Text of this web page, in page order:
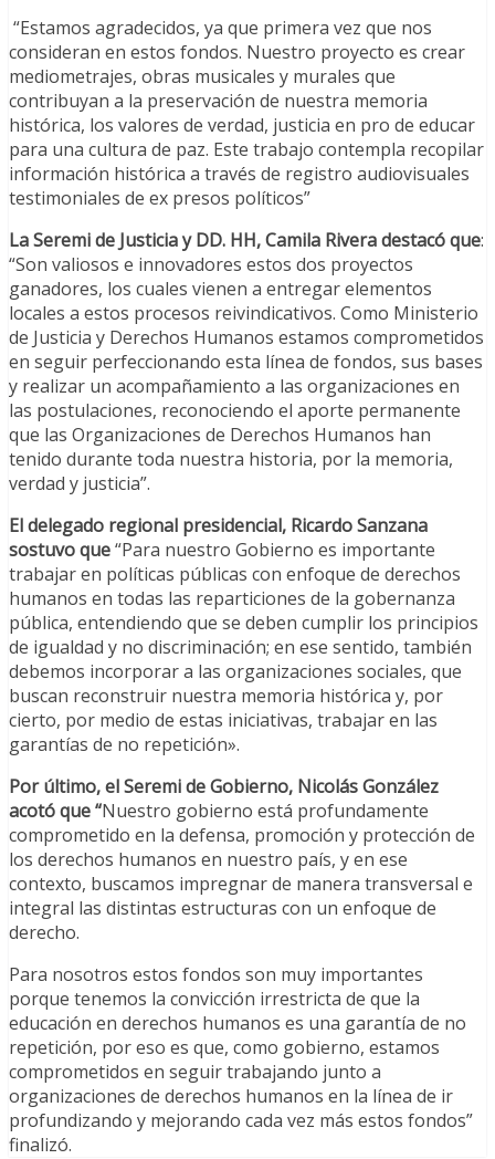
“Estamos agradecidos, ya que primera vez que nos
consideran en estos fondos. Nuestro proyecto es crear
mediometrajes, obras musicales y murales que
contribuyan a la preservación de nuestra memoria
histórica, los valores de verdad, justicia en pro de educar
para una cultura de paz. Este trabajo contempla recopilar
información histórica a través de registro audiovisuales
testimoniales de ex presos políticos”
La Seremi de Justicia y DD. HH, Camila Rivera destacó que:
“Son valiosos e innovadores estos dos proyectos
ganadores, los cuales vienen a entregar elementos
locales a estos procesos reivindicativos. Como Ministerio
de Justicia y Derechos Humanos estamos comprometidos
en seguir perfeccionando esta línea de fondos, sus bases
y realizar un acompañamiento a las organizaciones en
las postulaciones, reconociendo el aporte permanente
que las Organizaciones de Derechos Humanos han
tenido durante toda nuestra historia, por la memoria,
verdad y justicia”.
El delegado regional presidencial, Ricardo Sanzana
sostuvo que“Para nuestro Gobierno es importante
trabajar en políticas públicas con enfoque de derechos
humanos en todas las reparticiones de la gobernanza
pública, entendiendo que se deben cumplir los principios
de igualdad y no discriminación; en ese sentido, también
debemos incorporar a las organizaciones sociales, que
buscan reconstruir nuestra memoria histórica y, por
cierto, por medio de estas iniciativas, trabajar en las
garantías de no repetición».
Por último, el Seremi de Gobierno, Nicolás González
acotó que “Nuestro gobierno está profundamente
comprometido en la defensa, promoción y protección de
los derechos humanos en nuestro país, y en ese
contexto, buscamos impregnar de manera transversal e
integral las distintas estructuras con un enfoque de
derecho.
Para nosotros estos fondos son muy importantes
porque tenemos la convicción irrestricta de que la
educación en derechos humanos es una garantía de no
repetición, por eso es que, como gobierno, estamos
comprometidos en seguir trabajando junto a
organizaciones de derechos humanos en la línea de ir
profundizando y mejorando cada vez más estos fondos”
finalizó.